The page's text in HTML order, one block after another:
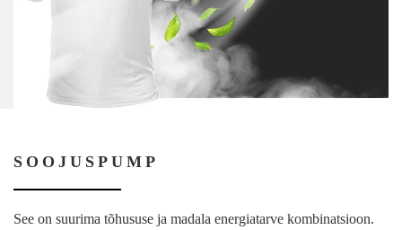
SOOJUSPUMP
See on suurima tõhususe ja madala energiatarve kombinatsioon.